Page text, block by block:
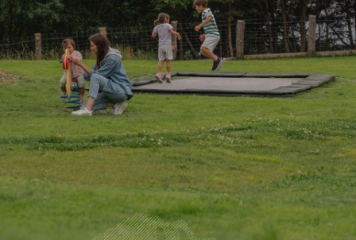
Camere e prezzi
Wellness